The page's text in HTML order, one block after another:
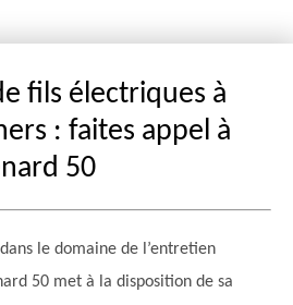
fils électriques à
: faites appel à
50
le domaine de l’entretien
50 met à la disposition de sa